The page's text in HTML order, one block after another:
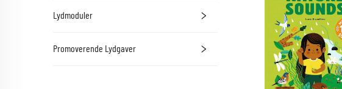
Lydmoduler
Promoverende Lydgaver